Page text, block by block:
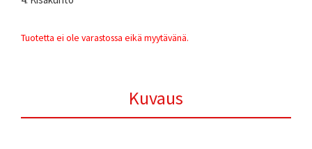
Tuotetta ei ole varastossa eikä myytävänä.
Kuvaus